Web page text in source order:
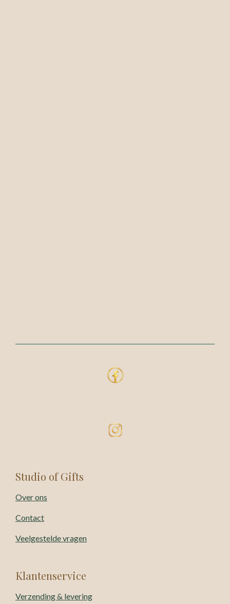
Studio of Gifts
Over ons
Contact
Veelgestelde vragen
Klantenservice
Verzending & levering